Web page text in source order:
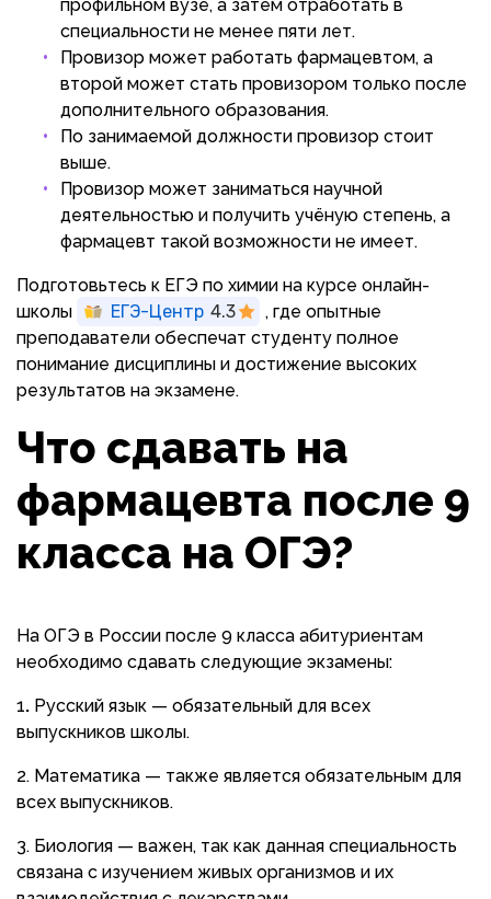
профильном вузе, а затем отработать в
специальности не менее пяти лет.
Провизор может работать фармацевтом, а
второй может стать провизором только после
дополнительного образования.
По занимаемой должности провизор стоит
выше.
Провизор может заниматься научной
деятельностью и получить учёную степень, а
фармацевт такой возможности не имеет.
Подготовьтесь к ЕГЭ по химии на курсе онлайн-
школы
ЕГЭ-Центр 4.3
, где опытные
преподаватели обеспечат студенту полное
понимание дисциплины и достижение высоких
результатов на экзамене.
Что сдавать на
фармацевта после 9
класса на ОГЭ?
На ОГЭ в России после 9 класса абитуриентам
необходимо сдавать следующие экзамены:
1. Русский язык — обязательный для всех
выпускников школы.
2. Математика — также является обязательным для
всех выпускников.
3. Биология — важен, так как данная специальность
связана с изучением живых организмов и их